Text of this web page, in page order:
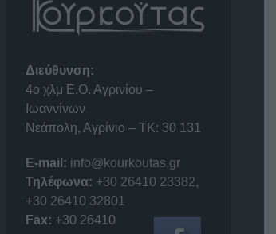
Διεύθυνση:
4o χλμ Ε.Ο. Αγρινίου –
Ιωαννίνων
Νεάπολη, Αγρίνιο – ΤΚ: 30 131
E-mail: info@kourkoutas.gr
Τηλέφωνα: +30 26410 23382,
+30 26410 32801
Fax: +30 26410